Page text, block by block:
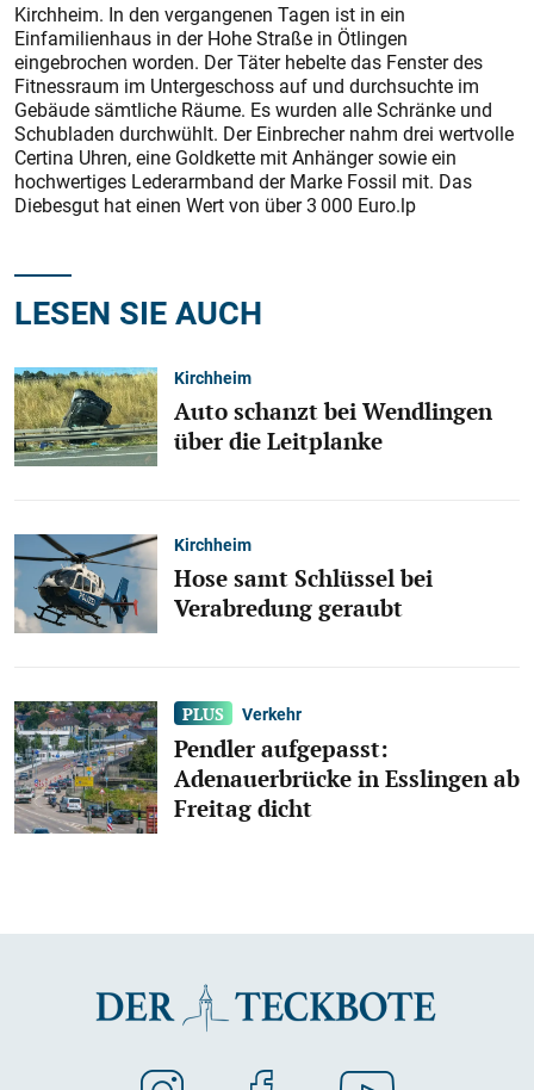
Kirchheim. In den vergangenen Tagen ist in ein
Einfamilienhaus in der Hohe Straße in Ötlingen
eingebrochen worden. Der Täter hebelte das Fenster des
Fitnessraum im Untergeschoss auf und durchsuchte im
Gebäude sämtliche Räume. Es wurden alle Schränke und
Schubladen durchwühlt. Der Einbrecher nahm drei wertvolle
Certina Uhren, eine Goldkette mit Anhänger sowie ein
hochwertiges Lederarmband der Marke Fossil mit. Das
Diebesgut hat einen Wert von über 3 000 Euro.lp
LESEN SIE AUCH
Kirchheim
Auto schanzt bei Wendlingen
über die Leitplanke
Kirchheim
Hose samt Schlüssel bei
Verabredung geraubt
Verkehr
Pendler aufgepasst:
Adenauerbrücke in Esslingen ab
Freitag dicht